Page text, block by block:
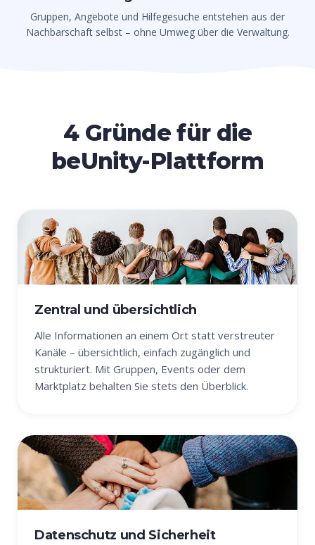
Gruppen, Angebote und Hilfegesuche entstehen aus der
Nachbarschaft selbst – ohne Umweg über die Verwaltung.
4 Gründe für die
beUnity-Plattform
Zentral und übersichtlich
Alle Informationen an einem Ort statt verstreuter
Kanäle – übersichtlich, einfach zugänglich und
strukturiert. Mit Gruppen, Events oder dem
Marktplatz behalten Sie stets den Überblick.
Datenschutz und Sicherheit